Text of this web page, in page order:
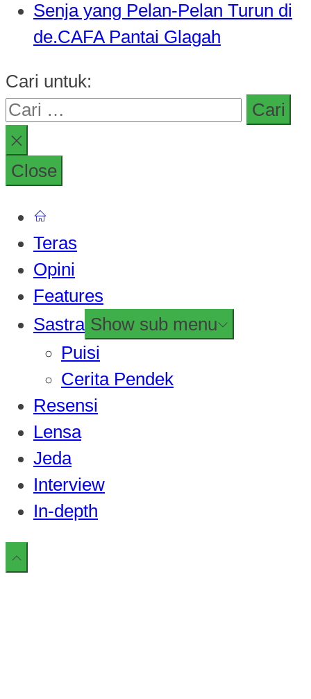
Senja yang Pelan-Pelan Turun di
de.CAFA Pantai Glagah
Cari untuk:
Close
Teras
Opini
Features
Sastra Show sub menu
Puisi
Cerita Pendek
Resensi
Lensa
Jeda
Interview
In-depth